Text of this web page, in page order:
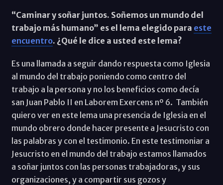
“Caminar y soñar juntos. Soñemos un mundo del
trabajo más humano” es el lema elegido para este
encuentro. ¿Qué le dice a usted este lema?
Es una llamada a seguir dando respuesta como Iglesia
al mundo del trabajo poniendo como centro del
trabajo a la persona y no los beneficios como decía
san Juan Pablo II en Laborem Exercens nº 6. También
quiero ver en este lema una presencia de Iglesia en el
mundo obrero donde hacer presente a Jesucristo con
las palabras y con el testimonio. En este testimoniar a
Jesucristo en el mundo del trabajo estamos llamados
a soñar juntos con las personas trabajadoras, y sus
organizaciones, y a compartir sus gozos y